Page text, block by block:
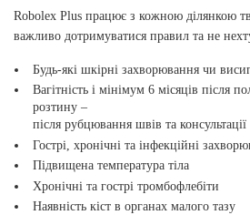
Robolex Plus працює з кожною ділянкою
важливо дотримуватися правил та не
Будь-які шкірні захворювання чи
Вагітність і мінімум 6 місяців після
розтину –
після рубцювання швів та консультації
Гострі, хронічні та інфекційні
Підвищена температура тіла
Хронічні та гострі тромбофлебіти
Наявність кіст в органах малого тазу